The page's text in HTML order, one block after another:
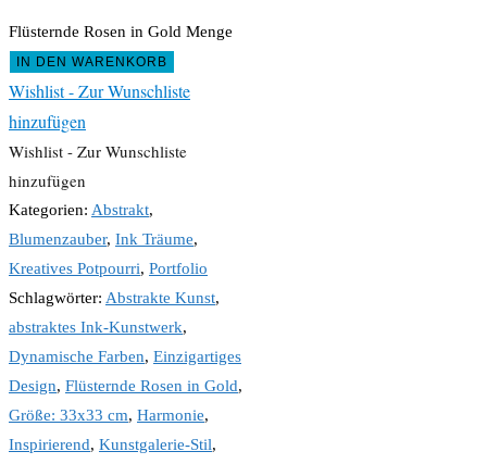
Flüsternde Rosen in Gold Menge
IN DEN WARENKORB
Wishlist - Zur Wunschliste
hinzufügen
Wishlist - Zur Wunschliste
hinzufügen
Kategorien: Abstrakt,
Blumenzauber, Ink Träume,
Kreatives Potpourri, Portfolio
Schlagwörter: Abstrakte Kunst,
abstraktes Ink-Kunstwerk,
Dynamische Farben, Einzigartiges
Design, Flüsternde Rosen in Gold,
Größe: 33x33 cm, Harmonie,
Inspirierend, Kunstgalerie-Stil,